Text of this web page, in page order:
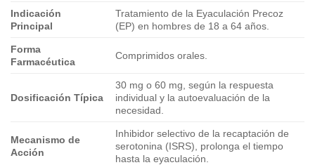
Indicación
Principal
Tratamiento de la Eyaculación Precoz
(EP) en hombres de 18 a 64 años.
Forma
Farmacéutica
Comprimidos orales.
Dosificación Típica
30 mg o 60 mg, según la respuesta
individual y la autoevaluación de la
necesidad.
Mecanismo de
Acción
Inhibidor selectivo de la recaptación de
serotonina (ISRS), prolonga el tiempo
hasta la eyaculación.